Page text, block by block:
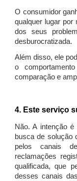
O consumidor
qualquer lugar por
dos seus
desburocratizada.
Além disso, ele
o
comparação e
4. Este serviço
Não. A intenção
busca de solução
pelos canais
reclamações
qualificada, que
desses canais